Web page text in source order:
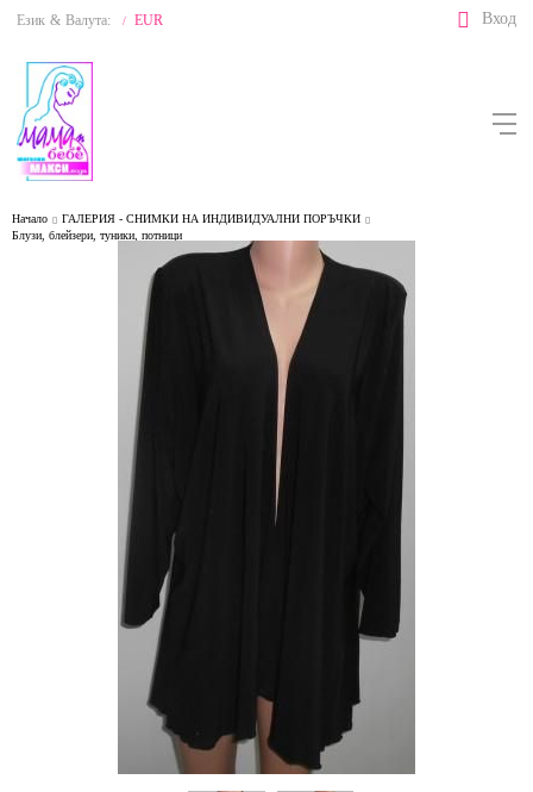
Език & Валута: / EUR Вход
Начало
ГАЛЕРИЯ - СНИМКИ НА ИНДИВИДУАЛНИ ПОРЪЧКИ
Блузи, блейзери, туники, потници